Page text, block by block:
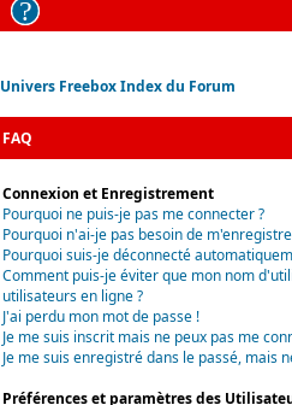
Univers Freebox Index du Forum
FAQ
Connexion et Enregistrement
Pourquoi ne puis-je pas me connecter ?
Pourquoi n'ai-je pas besoin de
Pourquoi suis-je déconnecté
Comment puis-je éviter que mon nom
utilisateurs en ligne ?
J'ai perdu mon mot de passe !
Je me suis inscrit mais ne peux pas me
Je me suis enregistré dans le passé, mais
Préférences et paramètres des